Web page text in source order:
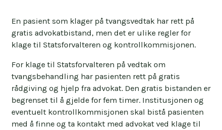
institusjonen ringe Statsforvalteren og
videreformidle klagen.
Det er mulig å bruke funksjonen «melding i
Statsforvalteren». Det er en sikker løsning,
men pasienten må logge inn med BankID eller
MinID. Her er det mulig å legge ved vedlegg
som for eksempel klageskjemaet.
Statsforvalteren ønsker å sende svaret til en
klagen.
Kontaktinformasjon til de ulike
kontrollkommisjonene.
En pasient som klager på tvangsvedtak har rett på
gratis advokatbistand, men det er ulike regler for
klage til Statsforvalteren og kontrollkommisjonen.
For klage til Statsforvalteren på vedtak om
tvangsbehandling har pasienten rett på gratis
rådgiving og hjelp fra advokat. Den gratis bistanden er
begrenset til å gjelde for fem timer. Institusjonen og
eventuelt kontrollkommisjonen skal bistå pasienten
med å finne og ta kontakt med advokat ved klage til